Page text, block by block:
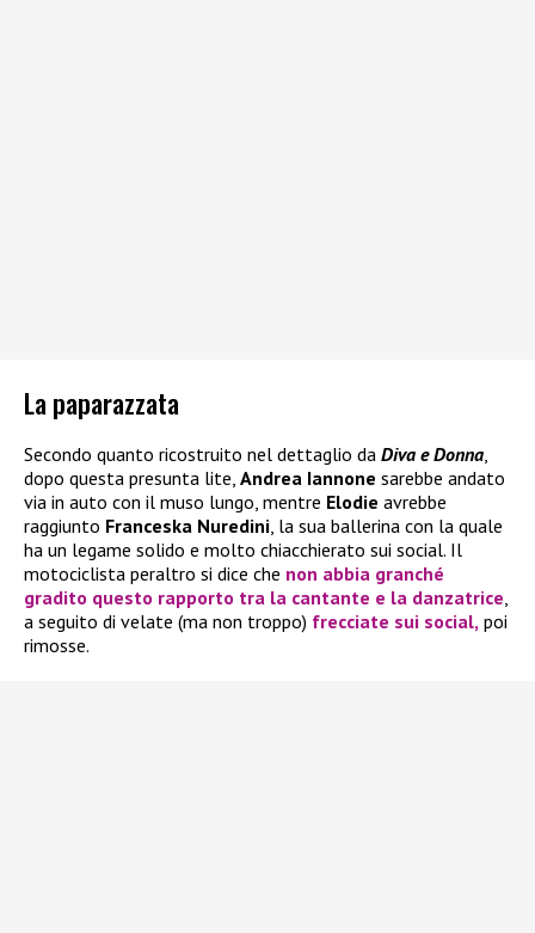
La paparazzata
Secondo quanto ricostruito nel dettaglio da Diva e Donna
dopo questa presunta lite, Andrea Iannone sarebbe andato
via in auto con il muso lungo, mentre Elodie avrebbe
raggiunto Franceska Nuredini , la sua ballerina con la quale
ha un legame solido e molto chiacchierato sui social. Il
motociclista peraltro si dice che non abbia granché
gradito questo rapporto tra la cantante e la danzatrice
a seguito di velate (ma non troppo) frecciate sui social, poi
rimosse.